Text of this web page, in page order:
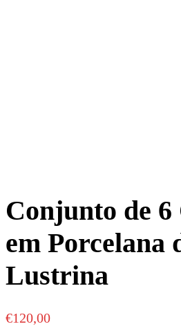
Conjunto de 6
em Porcelana
Lustrina
€120,00